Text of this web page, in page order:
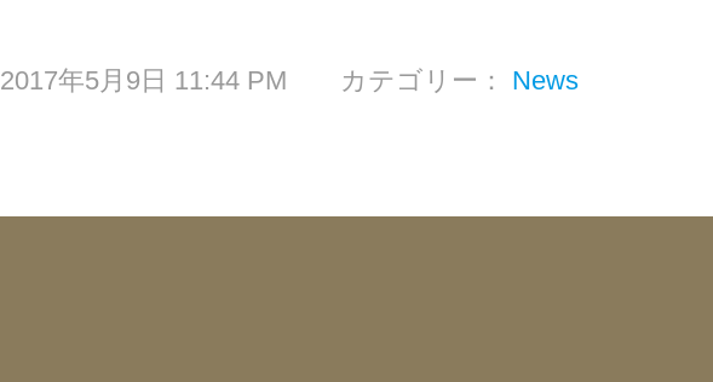
2017年5月9日 11:44 PM カテゴリー： News